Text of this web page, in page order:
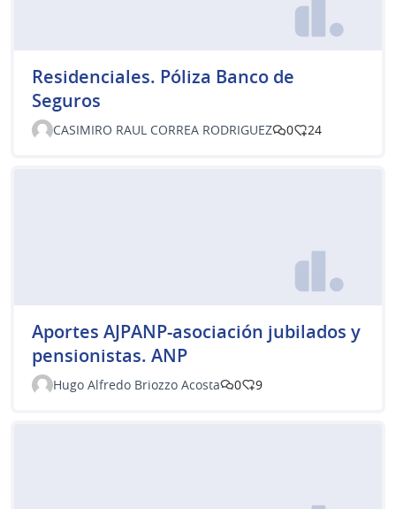
Residenciales. Póliza Banco de
Seguros
CASIMIRO RAUL CORREA RODRIGUEZ 0 24
Aportes AJPANP-asociación jubilados y
pensionistas. ANP
Hugo Alfredo Briozzo Acosta 0 9